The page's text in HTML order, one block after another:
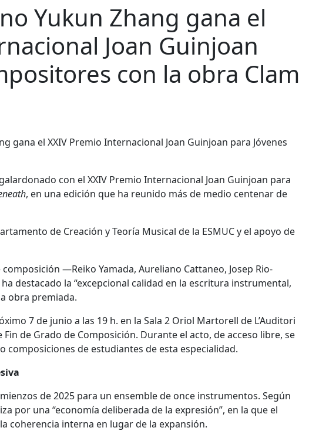
Yukun Zhang gana el
Joan Guinjoan
con la obra Clam
con el XXIV Premio Internacional Joan Guinjoan para
, en una edición que ha reunido más de medio centenar de
de Creación y Teoría Musical de la ESMUCy el apoyo de
—Reiko Yamada, Aureliano Cattaneo, Josep Rio-
destacado la “excepcional calidad en la escritura instrumental,
obra premiada.
7 de junio a las 19 h. en la Sala 2 Oriol Martorell de L’Auditori
de Grado de Composición. Durante el acto, de acceso libre, se
de estudiantes de esta especialidad.
de 2025 para un ensemble de once instrumentos. Según
por una “economía deliberada de la expresión”, en la que el
coherencia interna en lugar de la expansión.